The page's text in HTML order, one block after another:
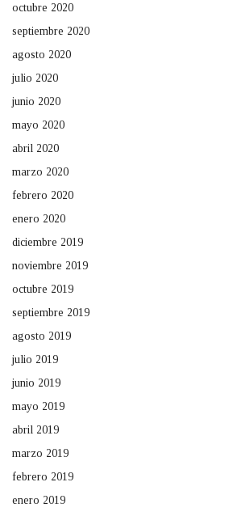
octubre 2020
septiembre 2020
agosto 2020
julio 2020
junio 2020
mayo 2020
abril 2020
marzo 2020
febrero 2020
enero 2020
diciembre 2019
noviembre 2019
octubre 2019
septiembre 2019
agosto 2019
julio 2019
junio 2019
mayo 2019
abril 2019
marzo 2019
febrero 2019
enero 2019